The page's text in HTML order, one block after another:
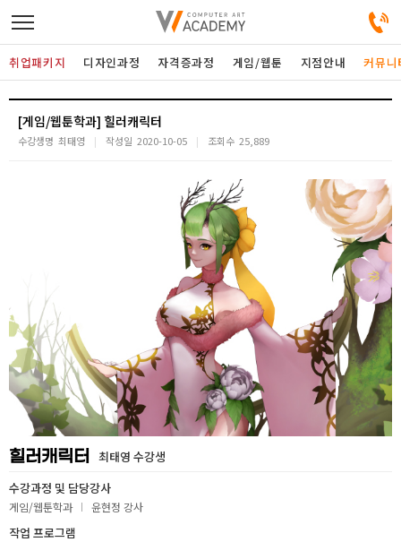
디자인정규과정
커뮤니티
취업패키지
취업지원센터
아카데미소개
취업패키지 디자인과정 자격증과정 게임/웹툰 지점안내 커뮤니
[게임/웹툰학과] 힐러캐릭터
수강생명 최태영 작성일 2020-10-05 조회수 25,889
힐러캐릭터
최태영 수강생
수강과정 및 담당강사
게임/웹툰학과 윤현정 강사
작업 프로그램